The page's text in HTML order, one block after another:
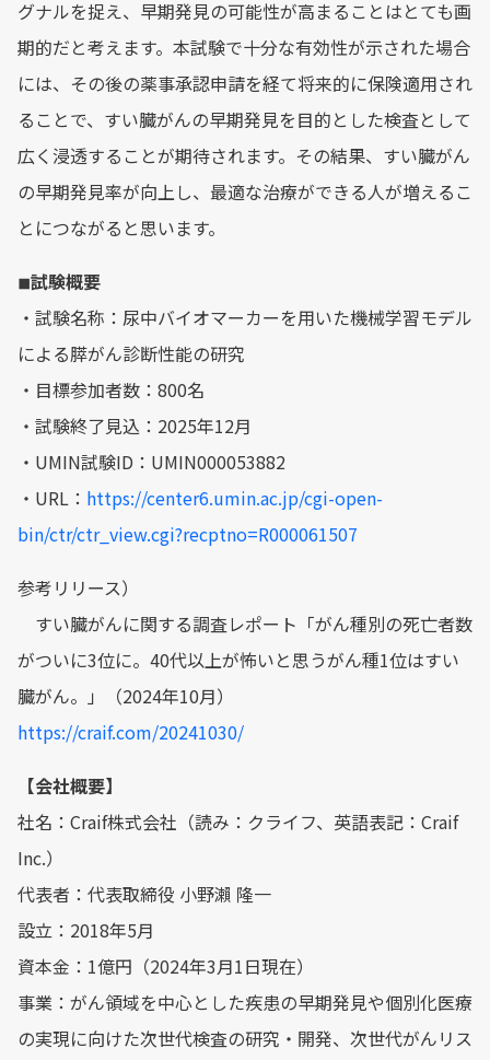
グナルを捉え、早期発見の可能性が高まることはとても画
期的だと考えます。本試験で十分な有効性が示された場合
には、その後の薬事承認申請を経て将来的に保険適用され
ることで、すい臓がんの早期発見を目的とした検査として
広く浸透することが期待されます。その結果、すい臓がん
の早期発見率が向上し、最適な治療ができる人が増えるこ
とにつながると思います。
◾︎試験概要
・試験名称：尿中バイオマーカーを用いた機械学習モデル
による膵がん診断性能の研究
・目標参加者数：800名
・試験終了見込：2025年12月
・UMIN試験ID：UMIN000053882
・URL： https://center6.umin.ac.jp/cgi-open-
bin/ctr/ctr_view.cgi?recptno=R000061507
参考リリース）
すい臓がんに関する調査レポート「がん種別の死亡者数
がついに3位に。40代以上が怖いと思うがん種1位はすい
臓がん。」（2024年10月）
https://craif.com/20241030/
【会社概要】
社名：Craif株式会社（読み：クライフ、英語表記：Craif
Inc.）
代表者：代表取締役 小野瀨 隆一
設立：2018年5月
資本金：1億円（2024年3月1日現在）
事業：がん領域を中心とした疾患の早期発見や個別化医療
の実現に向けた次世代検査の研究・開発、次世代がんリス